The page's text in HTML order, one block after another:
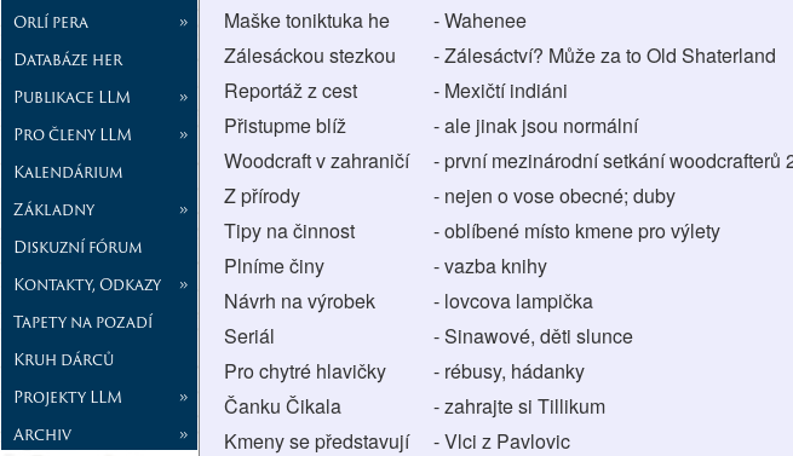
Orlí pera
»
Databáze her
Publikace LLM
»
Pro členy LLM
»
Kalendárium
Základny
»
Diskuzní fórum
Kontakty, Odkazy
»
Tapety na pozadí
Kruh dárců
Projekty LLM
»
Archiv
»
Maške toniktuka he
- Wahenee
Zálesáckou stezkou
- Zálesáctví? Může za to Old Shaterland
Reportáž z cest
- Mexičtí indiáni
Přistupme blíž
- ale jinak jsou normální
Woodcraft v zahraničí
- první mezinárodní setkání woodcrafterů
Z přírody
- nejen o vose obecné; duby
Tipy na činnost
- oblíbené místo kmene pro výlety
Plníme činy
- vazba knihy
Návrh na výrobek
- lovcova lampička
Seriál
- Sinawové, děti slunce
Pro chytré hlavičky
- rébusy, hádanky
Čanku Čikala
- zahrajte si Tillikum
Kmeny se představují
- Vlci z Pavlovic